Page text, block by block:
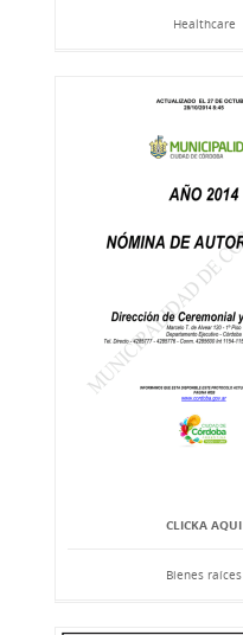
Healthcare
CLICKA AQUI
Bienes raíces